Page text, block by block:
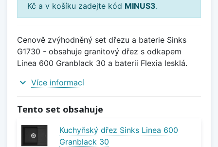
Kč a v košíku zadejte kód MINUS3.
Cenově zvýhodněný set dřezu a baterie Sinks
G1730 - obsahuje granitový dřez s odkapem
Linea 600 Granblack 30 a baterii Flexia lesklá.
expand_more Více informací
Tento set obsahuje
Kuchyňský dřez Sinks Linea 600
Granblack 30